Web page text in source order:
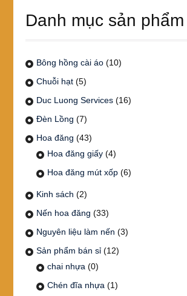
Danh mục sản phẩm
Bông hồng cài áo (10)
Chuỗi hạt (5)
Duc Luong Services (16)
Đèn Lồng (7)
Hoa đăng (43)
Hoa đăng giấy (4)
Hoa đăng mút xốp (6)
Kinh sách (2)
Nến hoa đăng (33)
Nguyên liệu làm nến (3)
Sản phẩm bán sỉ (12)
chai nhựa (0)
Chén đĩa nhựa (1)